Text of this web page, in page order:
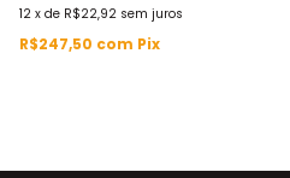
12 x de R$22,92 sem juros
R$247,50 com Pix